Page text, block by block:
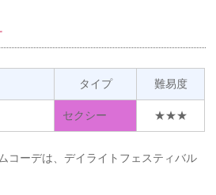
タイプ 難易度
セクシー ★★★
コーデは、デイライトフェスティバル